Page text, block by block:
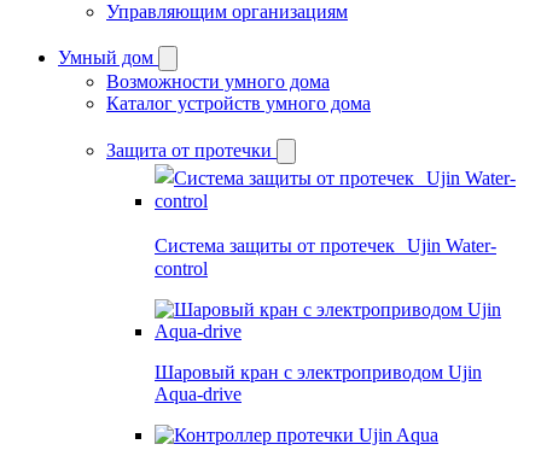
Управляющим организациям
Умный дом
Возможности умного дома
Каталог устройств умного дома
Защита от протечки
Система защиты от протечек Ujin Water-
control
Шаровый кран с электроприводом Ujin
Aqua-drive